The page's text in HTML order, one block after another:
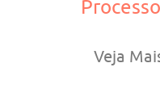
Veja